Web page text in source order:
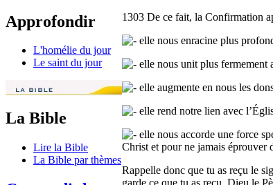
Approfondir
L'homélie du jour
Le saint du jour
La Bible
Lire la Bible
La Bible par thèmes
1303 De ce fait, la Confirmation
elle nous enracine plus
elle nous unit plus fermement
elle augmente en nous les
elle rend notre lien avec
elle nous accorde une force
Christ et pour ne jamais éprouver
Rappelle donc que tu as reçu le
garde ce que tu as reçu. Dieu le